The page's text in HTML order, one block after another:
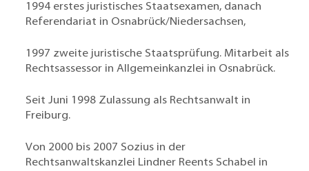
1994 erstes juristisches Staatsexamen, danach
Referendariat in Osnabrück/Niedersachsen,
1997 zweite juristische Staatsprüfung. Mitarbeit als
Rechtsassessor in Allgemeinkanzlei in Osnabrück.
Seit Juni 1998 Zulassung als Rechtsanwalt in
Freiburg.
Von 2000 bis 2007 Sozius in der
Rechtsanwaltskanzlei Lindner Reents Schabel in